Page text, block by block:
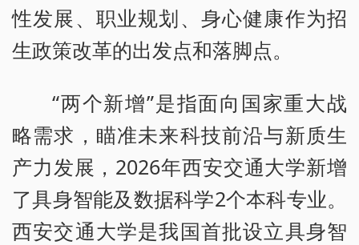
性发展、职业规划、身心健康作为招
生政策改革的出发点和落脚点。
“两个新增”是指面向国家重大战
略需求，瞄准未来科技前沿与新质生
产力发展，2026年西安交通大学新增
了具身智能及数据科学2个本科专业。
西安交通大学是我国首批设立具身智